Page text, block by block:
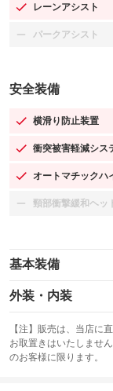
レーンアシスト
：装備あり
パークアシスト
：装備なし
安全装備
横滑り防止装置
：装備あり
衝突被害軽減シス
：装備あり
オートマチックハ
：装備あり
頸部衝撃緩和ヘッ
：装備なし
基本装備
エアバッグ：運転
：装備あり
：装備あり
サンルーフ
：装備なし
外装・内装
カーナビ：メモリ
：装備あり
TV：フルセグ
：装備あり
【注】販売は、当店に
お取置きはいたしませ
のお客様に限ります。